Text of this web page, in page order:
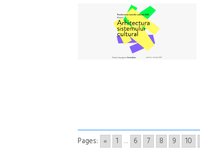
Pages: « 1 ... 6 7 8 9 10